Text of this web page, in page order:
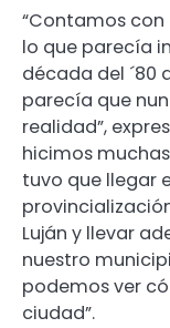
“Contamos
lo que parecía
década del ´80
parecía que
realidad”,
hicimos
tuvo que llegar
Luján y llevar
nuestro
podemos ver
ciudad”.